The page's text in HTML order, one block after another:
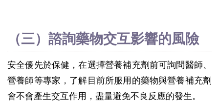
（三）諮詢藥物交互影響的風險
安全優先於保健，在選擇營養補充劑前可詢問醫師、
營養師等專家，了解目前所服用的藥物與營養補充劑
會不會產生交互作用，盡量避免不良反應的發生。